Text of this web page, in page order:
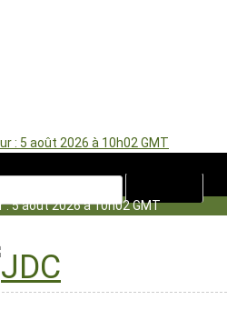
: 5 août 2026 à 10h02 GMT
: 5 août 2026 à 10h02 GMT